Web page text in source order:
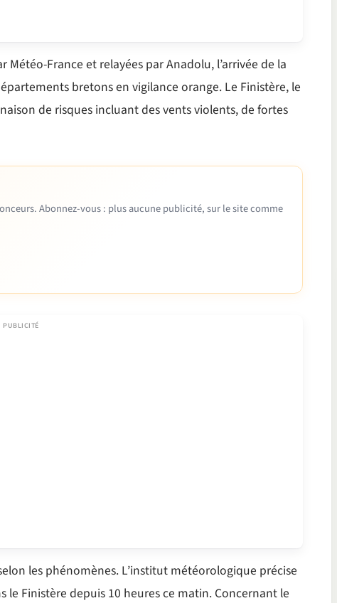
France et relayées par Anadolu, l’arrivée de la
bretons en vigilance orange. Le Finistère, le
de risques incluant des vents violents, de fortes
Abonnez-vous : plus aucune publicité, sur le site comme
les phénomènes. L’institut météorologique précise
Finistère depuis 10 heures ce matin. Concernant le